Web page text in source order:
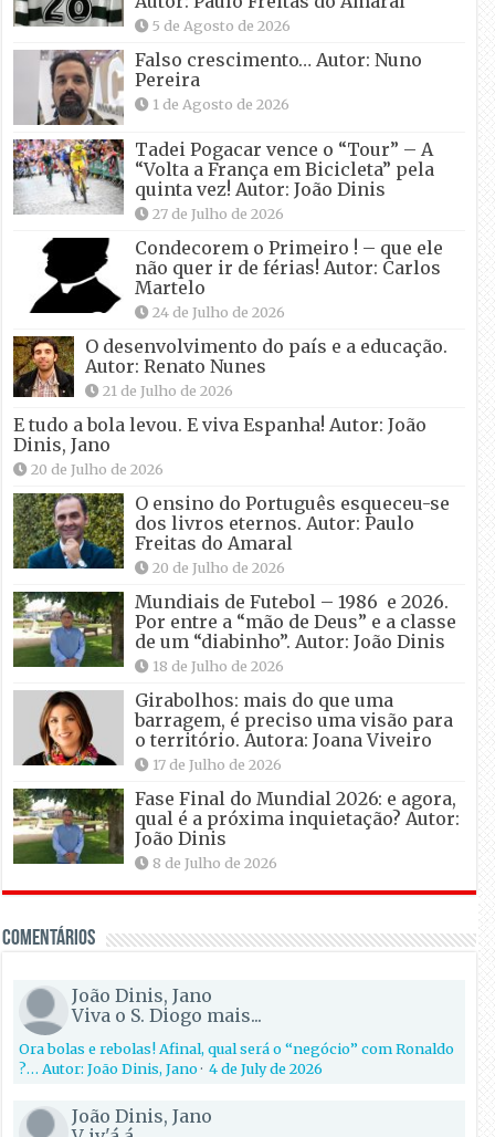
5 de Agosto de 2026
Falso crescimento… Autor: Nuno
Pereira
1 de Agosto de 2026
Tadei Pogacar vence o “Tour” – A
“Volta a França em Bicicleta” pela
quinta vez! Autor: João Dinis
27 de Julho de 2026
Condecorem o Primeiro ! – que ele
não quer ir de férias! Autor: Carlos
Martelo
24 de Julho de 2026
O desenvolvimento do país e a educação.
Autor: Renato Nunes
21 de Julho de 2026
E tudo a bola levou. E viva Espanha! Autor: João
Dinis, Jano
20 de Julho de 2026
O ensino do Português esqueceu-se
dos livros eternos. Autor: Paulo
Freitas do Amaral
20 de Julho de 2026
Mundiais de Futebol – 1986 e 2026.
Por entre a “mão de Deus” e a classe
de um “diabinho”. Autor: João Dinis
18 de Julho de 2026
Girabolhos: mais do que uma
barragem, é preciso uma visão para
o território. Autora: Joana Viveiro
17 de Julho de 2026
Fase Final do Mundial 2026: e agora,
qual é a próxima inquietação? Autor:
João Dinis
8 de Julho de 2026
Comentários
João Dinis, Jano
Viva o S. Diogo mais...
Ora bolas e rebolas! Afinal, qual será o “negócio” com Ronaldo
?… Autor: João Dinis, Jano·4 de July de 2026
João Dinis, Jano